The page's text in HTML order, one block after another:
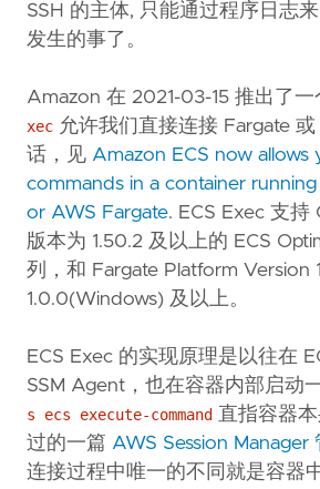
SSH 的主体, 只能通过程序日志
发生的事了。
Amazon 在 2021-03-15 推出了
xec 允许我们直接连接 Fargate
话，见 Amazon ECS now allows
commands in a container
or AWS Fargate. ECS Exec 支持
版本为 1.50.2 及以上的 ECS
列，和 Fargate Platform Version
1.0.0(Windows) 及以上。
ECS Exec 的实现原理是以往在
SSM Agent，也在容器内部启动
s ecs execute-command
直指容器
过的一篇 AWS Session Manager
连接过程中唯一的不同就是容器